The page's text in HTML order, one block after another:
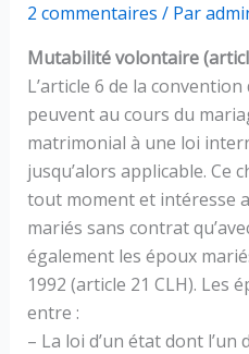
2 commentaires / Par
Mutabilité volontaire
L’article 6 de la
peuvent au cours du
matrimonial à une loi
jusqu’alors applicable. Ce
tout moment et intéresse
mariés sans contrat
également les époux
1992 (article 21 CLH). Les
entre :
– La loi d’un état dont l’un